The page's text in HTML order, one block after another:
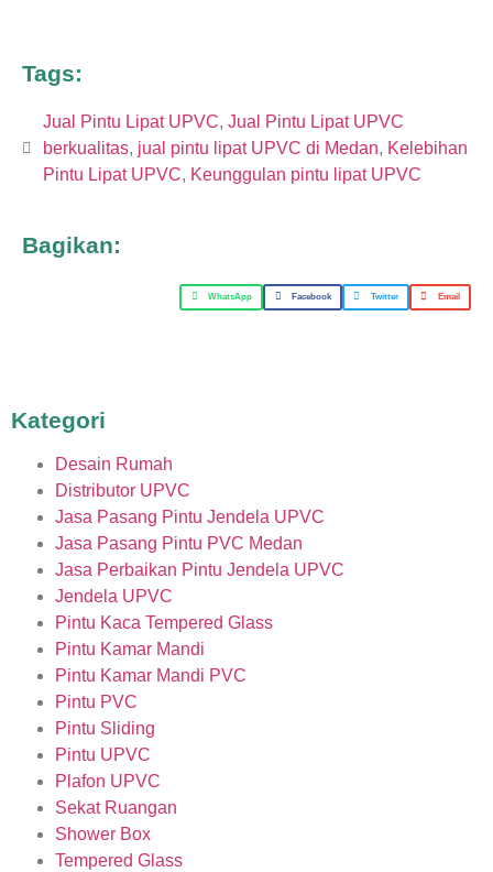
Tags:
Jual Pintu Lipat UPVC, Jual Pintu Lipat UPVC
berkualitas, jual pintu lipat UPVC di Medan, Kelebihan
Pintu Lipat UPVC, Keunggulan pintu lipat UPVC
Bagikan:
WhatsApp Facebook Twitter Email
Kategori
Desain Rumah
Distributor UPVC
Jasa Pasang Pintu Jendela UPVC
Jasa Pasang Pintu PVC Medan
Jasa Perbaikan Pintu Jendela UPVC
Jendela UPVC
Pintu Kaca Tempered Glass
Pintu Kamar Mandi
Pintu Kamar Mandi PVC
Pintu PVC
Pintu Sliding
Pintu UPVC
Plafon UPVC
Sekat Ruangan
Shower Box
Tempered Glass